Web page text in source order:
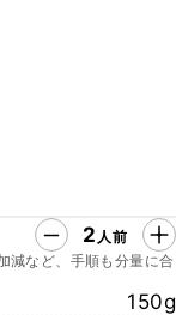
2 人前
減など、手順も分量に合
150g